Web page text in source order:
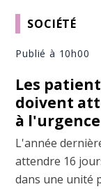
SOCIÉTÉ
Publié à 10h00
Les
doivent
à l'urgence
L'année
attendre 16
dans une unité